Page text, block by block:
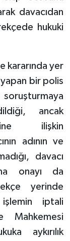
davacıdan
hukuki
kararında yer
bir polis
ancak
ilişkin
adının ve
davacı
onayı da
yerinde
iptali
Mahkemesi
aykırılık